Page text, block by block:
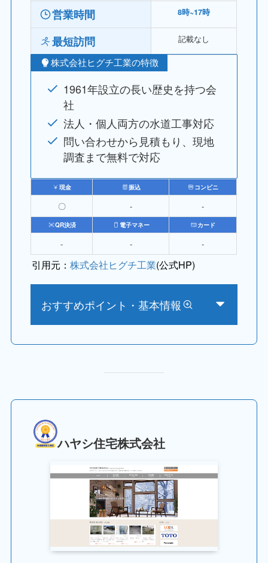
営業時間 8時~17時
最短訪問 記載なし
株式会社ヒグチ工業の特徴
1961年設立の長い歴史を持つ会
社
法人・個人両方の水道工事対応
問い合わせから見積もり、現地
調査まで無料で対応
現金 振込 コンビニ
〇 ‐ ‐
QR決済 電子マネー カード
‐ ‐ ‐
引用元：株式会社ヒグチ工業(公式HP)
おすすめポイント・基本情報
ハヤシ住宅株式会社